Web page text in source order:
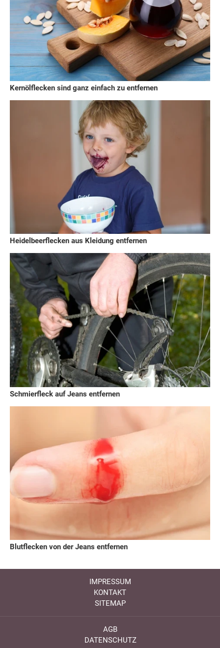
Kernölflecken sind ganz einfach zu entfernen
Heidelbeerflecken aus Kleidung entfernen
Schmierfleck auf Jeans entfernen
Blutflecken von der Jeans entfernen
IMPRESSUM
KONTAKT
SITEMAP
AGB
DATENSCHUTZ